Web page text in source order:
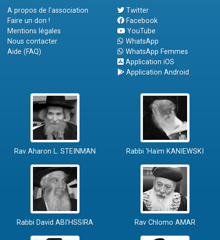
A propos de l'association
Faire un don !
Mentions légales
Nous contacter
Aide (FAQ)
Twitter
Facebook
YouTube
WhatsApp
WhatsApp Femmes
Application iOS
Application Android
Rav Aharon L. STEINMAN Rabbi 'Haïm KANIEWSKI
Rabbi David ABI'HSSIRA Rav Chlomo AMAR